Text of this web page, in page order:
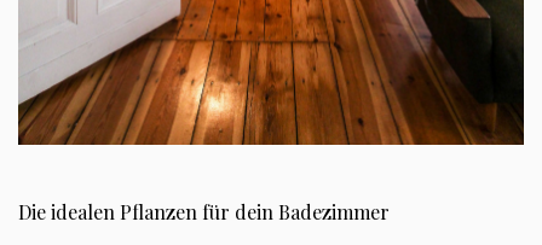
Die idealen Pflanzen für dein Badezimmer